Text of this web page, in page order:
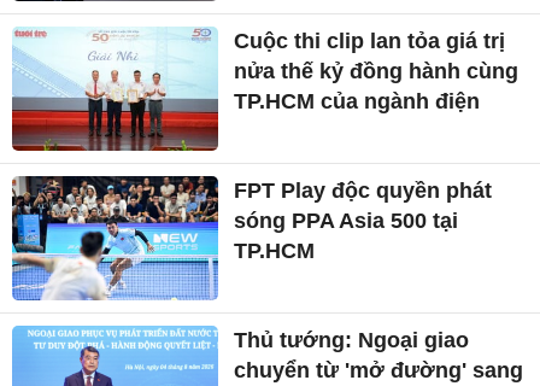
Cuộc thi clip lan tỏa giá trị
nửa thế kỷ đồng hành cùng
TP.HCM của ngành điện
FPT Play độc quyền phát
sóng PPA Asia 500 tại
TP.HCM
Thủ tướng: Ngoại giao
chuyển từ 'mở đường' sang